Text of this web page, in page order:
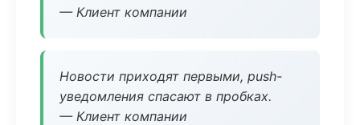
— Клиент компании
Новости приходят первыми, push-
уведомления спасают в пробках.
— Клиент компании